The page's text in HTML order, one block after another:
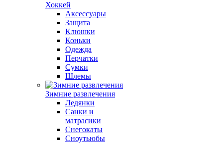
Хоккей
Аксессуары
Защита
Клюшки
Коньки
Одежда
Перчатки
Сумки
Шлемы
Зимние развлечения
Ледянки
Санки и
матрасики
Снегокаты
Сноутьюбы